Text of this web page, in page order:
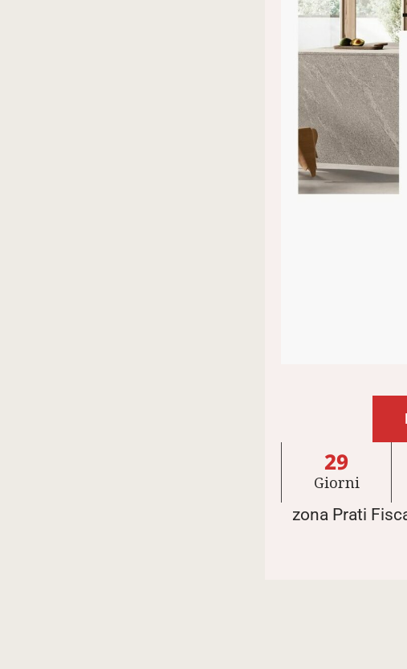
29
Giorni
zona Prati